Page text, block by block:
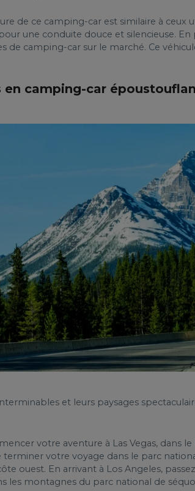
de ce camping-car est similaire à
une conduite douce et silencieuse.
de camping-car sur le marché. Ce
en camping-car
et leurs paysages
votre aventure à Las Vegas, dans
votre voyage dans le parc
ouest. En arrivant à Los Angeles,
les montagnes du parc national de